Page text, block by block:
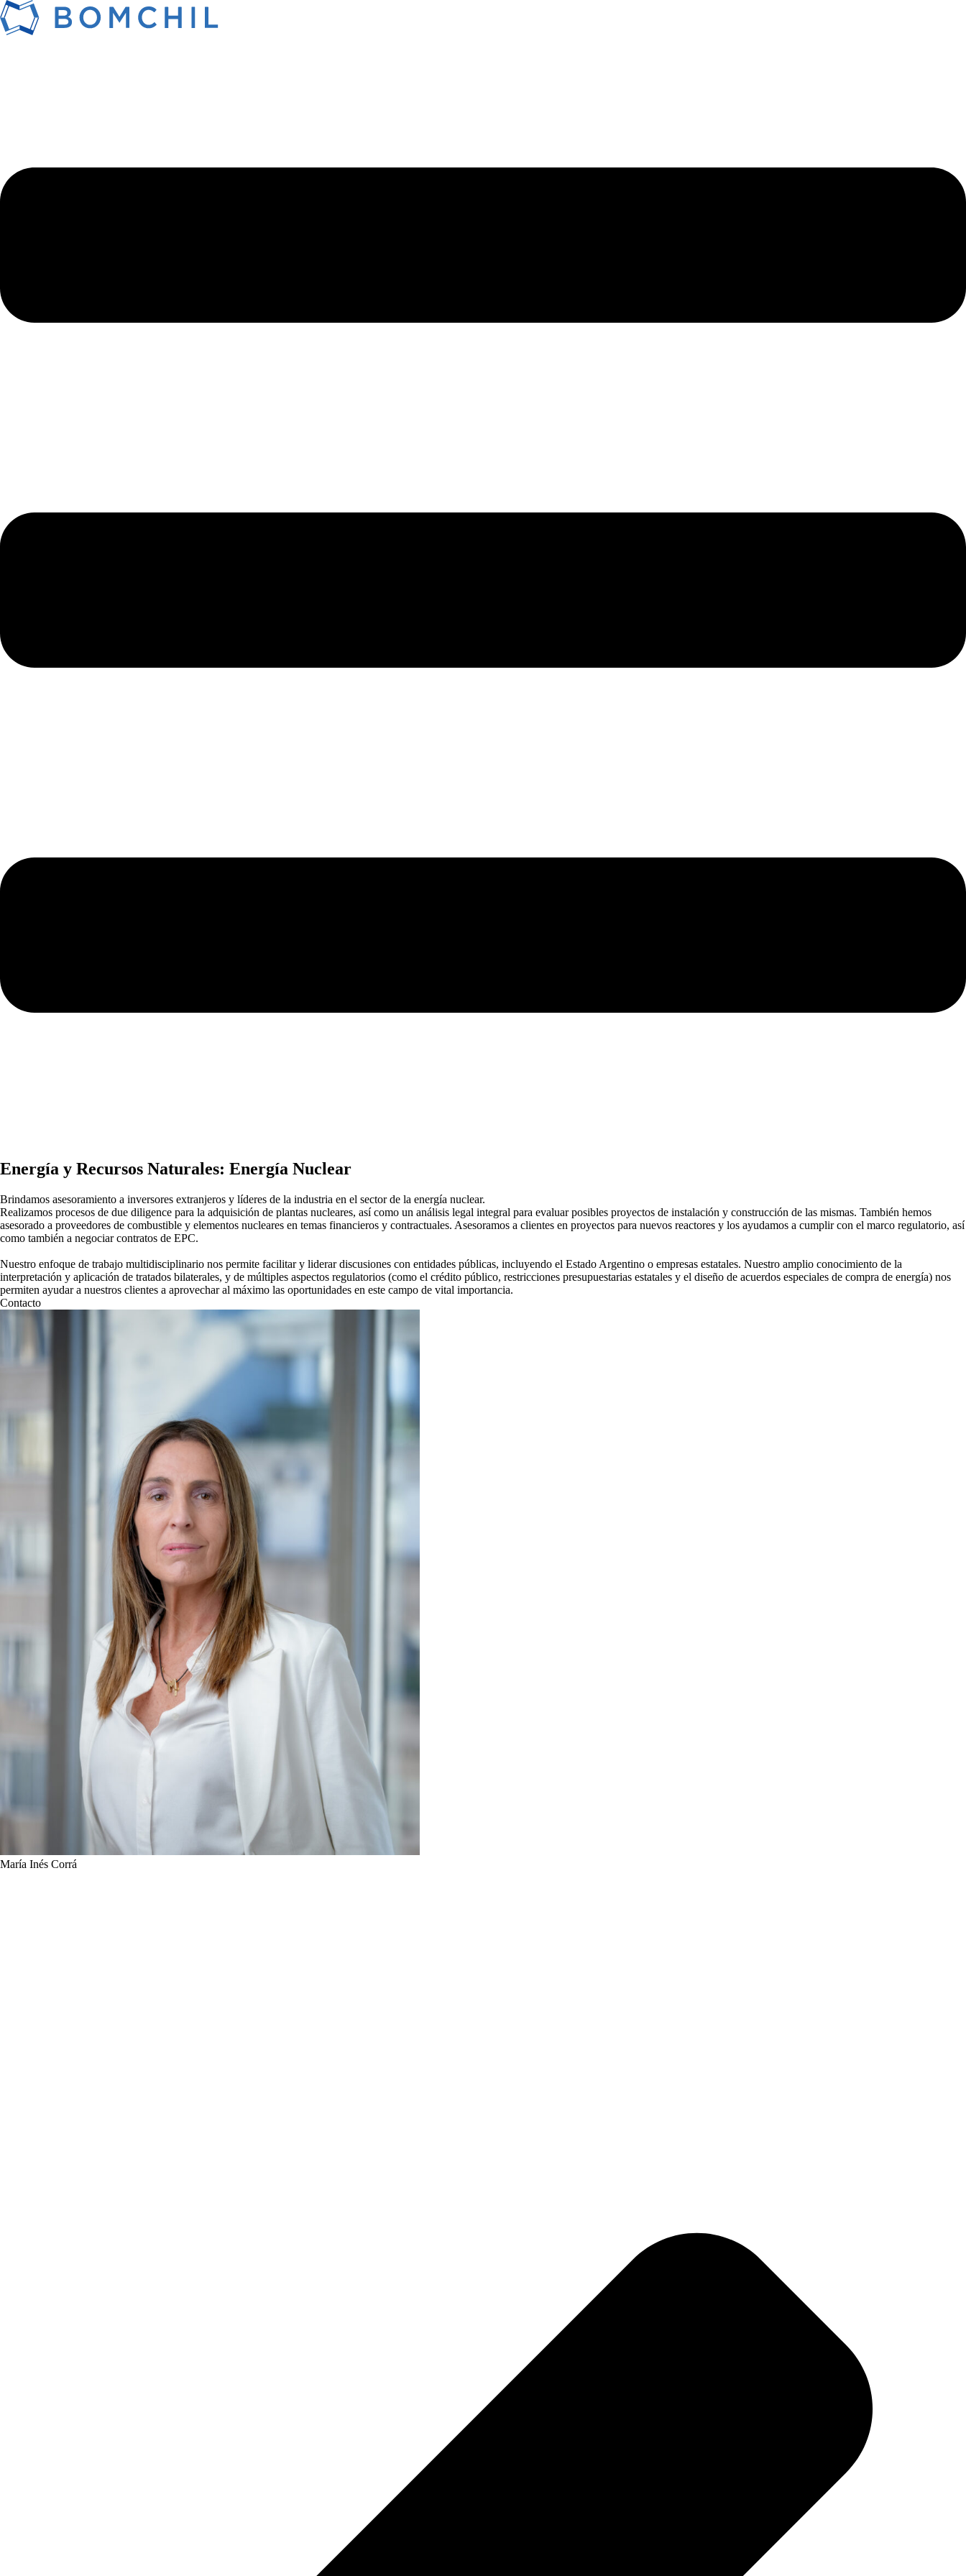
Energía y Recursos Naturales: Energía Nuclear
Brindamos asesoramiento a inversores extranjeros y líderes de la industria en el sector de la energía nuclear.
Realizamos procesos de due diligence para la adquisición de plantas nucleares, así como un análisis legal integral para evaluar posibles proyectos de instalación y construcción de las mismas. También hemos
asesorado a proveedores de combustible y elementos nucleares en temas financieros y contractuales. Asesoramos a clientes en proyectos para nuevos reactores y los ayudamos a cumplir con el marco regulatorio, así
como también a negociar contratos de EPC.
Nuestro enfoque de trabajo multidisciplinario nos permite facilitar y liderar discusiones con entidades públicas, incluyendo el Estado Argentino o empresas estatales. Nuestro amplio conocimiento de la
interpretación y aplicación de tratados bilaterales, y de múltiples aspectos regulatorios (como el crédito público, restricciones presupuestarias estatales y el diseño de acuerdos especiales de compra de energía) nos
permiten ayudar a nuestros clientes a aprovechar al máximo las oportunidades en este campo de vital importancia.
Contacto
María Inés Corrá